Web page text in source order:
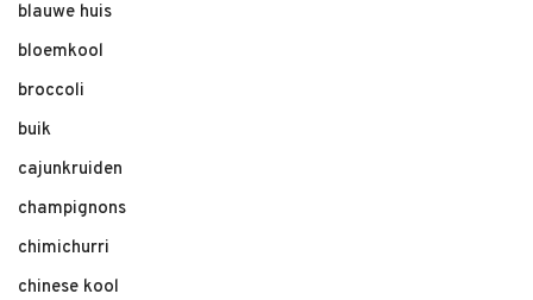
blauwe huis
bloemkool
broccoli
buik
cajunkruiden
champignons
chimichurri
chinese kool